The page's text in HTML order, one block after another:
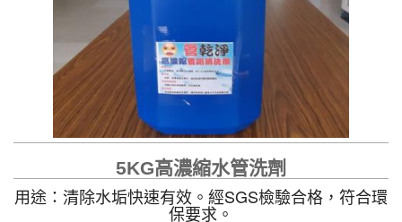
5KG高濃縮水管洗劑
用途：清除水垢快速有效。經SGS檢驗合格，符合環
保要求。